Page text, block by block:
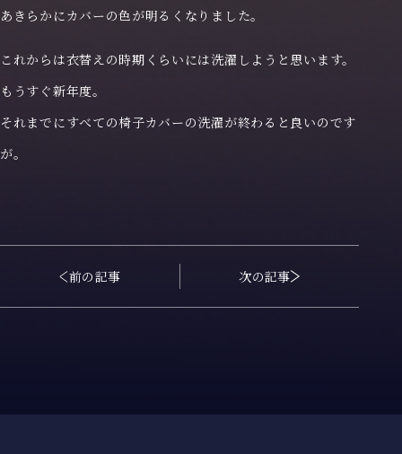
あきらかにカバーの色が明るくなりました。
これからは衣替えの時期くらいには洗濯しようと思います。
もうすぐ新年度。
それまでにすべての椅子カバーの洗濯が終わると良いのです
が。
前の記事 次の記事